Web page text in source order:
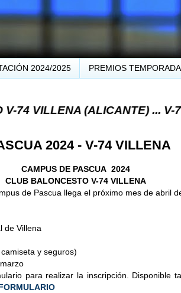
2024/2025 PREMIOS
(ALICANTE) ... V-74
2024 - V-74 VILLENA
CAMPUS DE PASCUA 2024
CLUB BALONCESTO V-74 VILLENA
de Pascua llega el próximo mes de abril
de Villena
y seguros)
para realizar la inscripción. Disponible